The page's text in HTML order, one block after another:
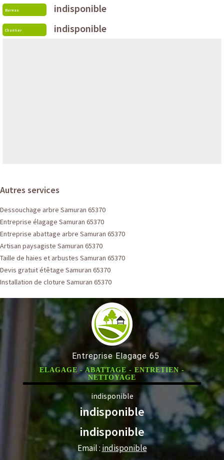
Bureau indisponible
Chantier indisponible
Autres services
Dessouchage arbre Samuran 65370
Entreprise élagage Samuran 65370
Entreprise abattage arbre Samuran 65370
Artisan paysagiste Samuran 65370
Taille de haies et arbustes Samuran 65370
Devis gratuit étêtage Samuran 65370
Installation de cloture Samuran 65370
Entreprise Elagage 65
ELAGAGE - ABATTAGE - ENTRETIEN -
NETTOYAGE
indisponible
indisponible
indisponible
Email : indisponible